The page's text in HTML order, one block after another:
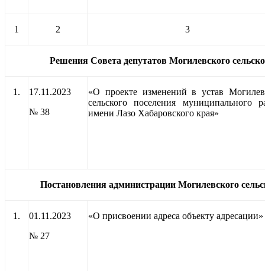
1 2 3
Решения Совета депутатов Могилевского
1.
17.11.2023
№ 38
«О проекте изменений в устав
сельского поселения муниципального
имени Лазо Хабаровского края»
Постановления администрации Могилевского
1.
01.11.2023
№ 27
«О присвоении адреса объекту адресации»